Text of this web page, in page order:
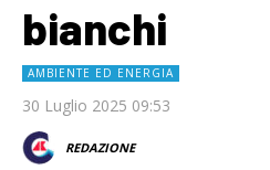
bianchi
AMBIENTE ED ENERGIA
30 Luglio 2025 09:53
REDAZIONE